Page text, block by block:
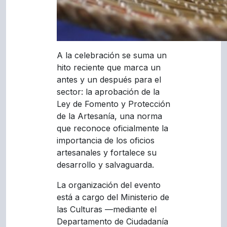
A la celebración se suma un
hito reciente que marca un
antes y un después para el
sector: la aprobación de la
Ley de Fomento y Protección
de la Artesanía, una norma
que reconoce oficialmente la
importancia de los oficios
artesanales y fortalece su
desarrollo y salvaguarda.
La organización del evento
está a cargo del Ministerio de
las Culturas —mediante el
Departamento de Ciudadanía